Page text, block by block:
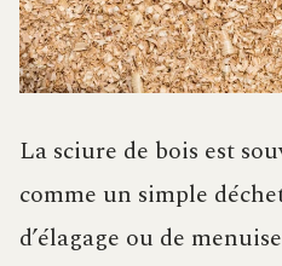
La sciure de bois est
comme un simple
d’élagage ou de